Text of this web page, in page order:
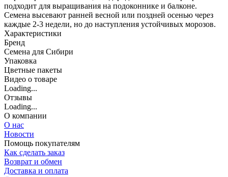
подходит для выращивания на подоконнике и балконе.
Семена высевают ранней весной или поздней осенью через
каждые 2-3 недели, но до наступления устойчивых морозов.
Характеристики
Бренд
Семена для Сибири
Упаковка
Цветные пакеты
Видео о товаре
Loading...
Отзывы
Loading...
О компании
О нас
Новости
Помощь покупателям
Как сделать заказ
Возврат и обмен
Доставка и оплата